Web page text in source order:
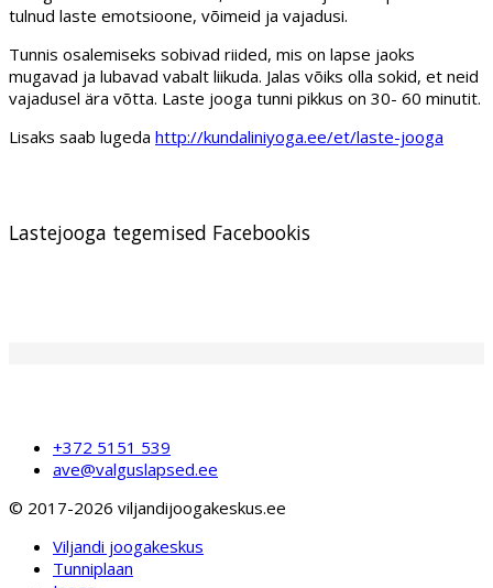
tulnud laste emotsioone, võimeid ja vajadusi.
Tunnis osalemiseks sobivad riided, mis on lapse jaoks
mugavad ja lubavad vabalt liikuda. Jalas võiks olla sokid, et neid
vajadusel ära võtta. Laste jooga tunni pikkus on 30- 60 minutit.
Lisaks saab lugeda http://kundaliniyoga.ee/et/laste-jooga
Lastejooga tegemised Facebookis
+372 5151 539
ave@valguslapsed.ee
© 2017-2026 viljandijoogakeskus.ee
Viljandi joogakeskus
Tunniplaan